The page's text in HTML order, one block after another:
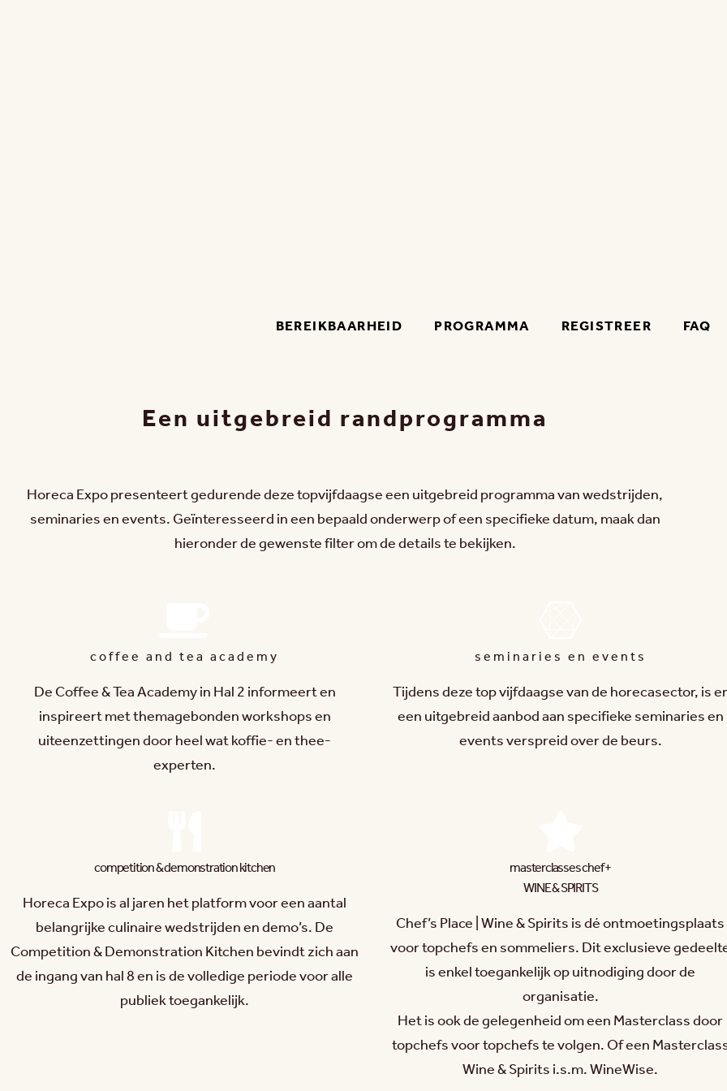
BEREIKBAARHEID PROGRAMMA REGISTREER FAQ
Een uitgebreid randprogramma
Horeca Expo presenteert gedurende deze topvijfdaagse een uitgebreid programma van wedstrijden,
seminaries en events. Geïnteresseerd in een bepaald onderwerp of een specifieke datum, maak dan
hieronder de gewenste filter om de details te bekijken.
coffee and tea academy
De Coffee & Tea Academy in Hal 2 informeert en
inspireert met themagebonden workshops en
uiteenzettingen door heel wat koffie- en thee-
experten.
seminaries en events
Tijdens deze top vijfdaagse van de horecasector, is
een uitgebreid aanbod aan specifieke seminaries en
events verspreid over de beurs.
competition & demonstration kitchen
Horeca Expo is al jaren het platform voor een aantal
belangrijke culinaire wedstrijden en demo’s. De
Competition & Demonstration Kitchen bevindt zich aan
de ingang van hal 8 en is de volledige periode voor alle
publiek toegankelijk.
masterclasses chef +
WINE & SPIRITS
Chef’s Place | Wine & Spirits is dé ontmoetingsplaats
voor topchefs en sommeliers. Dit exclusieve
is enkel toegankelijk op uitnodiging door de
organisatie.
Het is ook de gelegenheid om een Masterclass door
topchefs voor topchefs te volgen. Of een
Wine & Spirits i.s.m. WineWise.